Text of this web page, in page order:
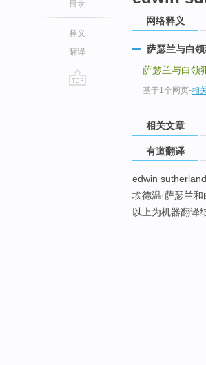
目录
释义
翻译
网络释义
萨瑟兰与白
萨瑟兰与白领
基于1个网页-相
相关文章
有道翻译
edwin
埃德温·萨瑟兰
以上为机器翻译